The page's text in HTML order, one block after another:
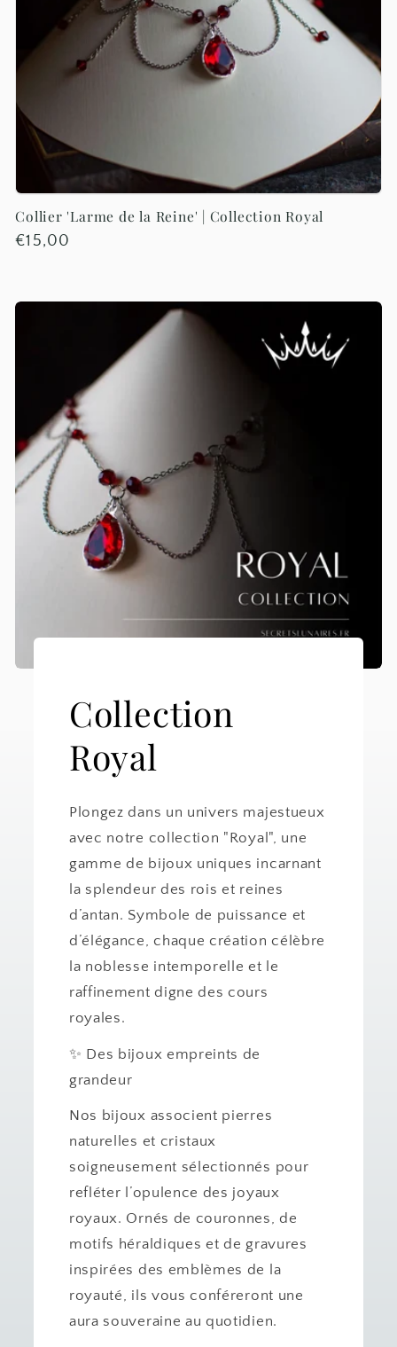
i
o
n
:
Collier 'Larme de la Reine' | Collection Royal
Prix
€15,00
Collection
Royal
Plongez dans un univers majestueux
avec notre collection "Royal", une
gamme de bijoux uniques incarnant
la splendeur des rois et reines
d’antan. Symbole de puissance et
d’élégance, chaque création célèbre
la noblesse intemporelle et le
raffinement digne des cours
royales.
✨ Des bijoux empreints de
grandeur
Nos bijoux associent pierres
naturelles et cristaux
soigneusement sélectionnés pour
refléter l’opulence des joyaux
royaux. Ornés de couronnes, de
motifs héraldiques et de gravures
inspirées des emblèmes de la
royauté, ils vous conféreront une
aura souveraine au quotidien.